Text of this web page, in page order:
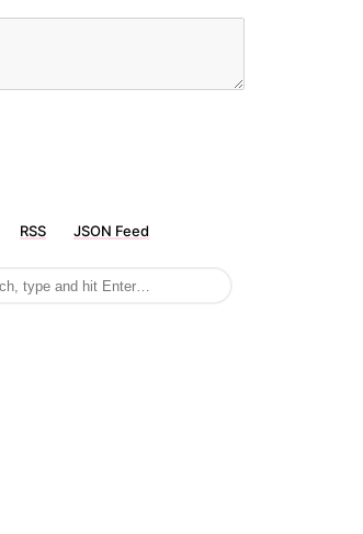
RSS JSON Feed